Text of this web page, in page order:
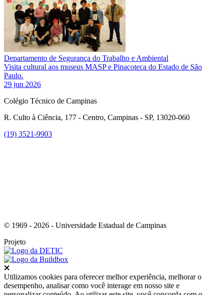
Departamento de Segurança do Trabalho e Ambiental
Visita cultural aos museus MASP e Pinacoteca do Estado de São
Paulo.
29 jun 2026
Colégio Técnico de Campinas
R. Culto à Ciência, 177 - Centro, Campinas - SP, 13020-060
(19) 3521-9903
© 1969 - 2026 - Universidade Estadual de Campinas
Projeto
Utilizamos cookies para oferecer melhor experiência, melhorar o
desempenho, analisar como você interage em nosso site e